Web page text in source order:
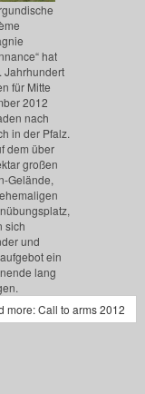
hat
Jahrhundert
für Mitte
2012
nach
in der Pfalz.
dem über
großen
Gelände,
sich
und
ein
lang
more: Call to arms 2012